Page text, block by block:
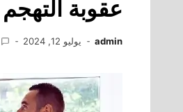
عقوبة
admin يوليو 12, 2024